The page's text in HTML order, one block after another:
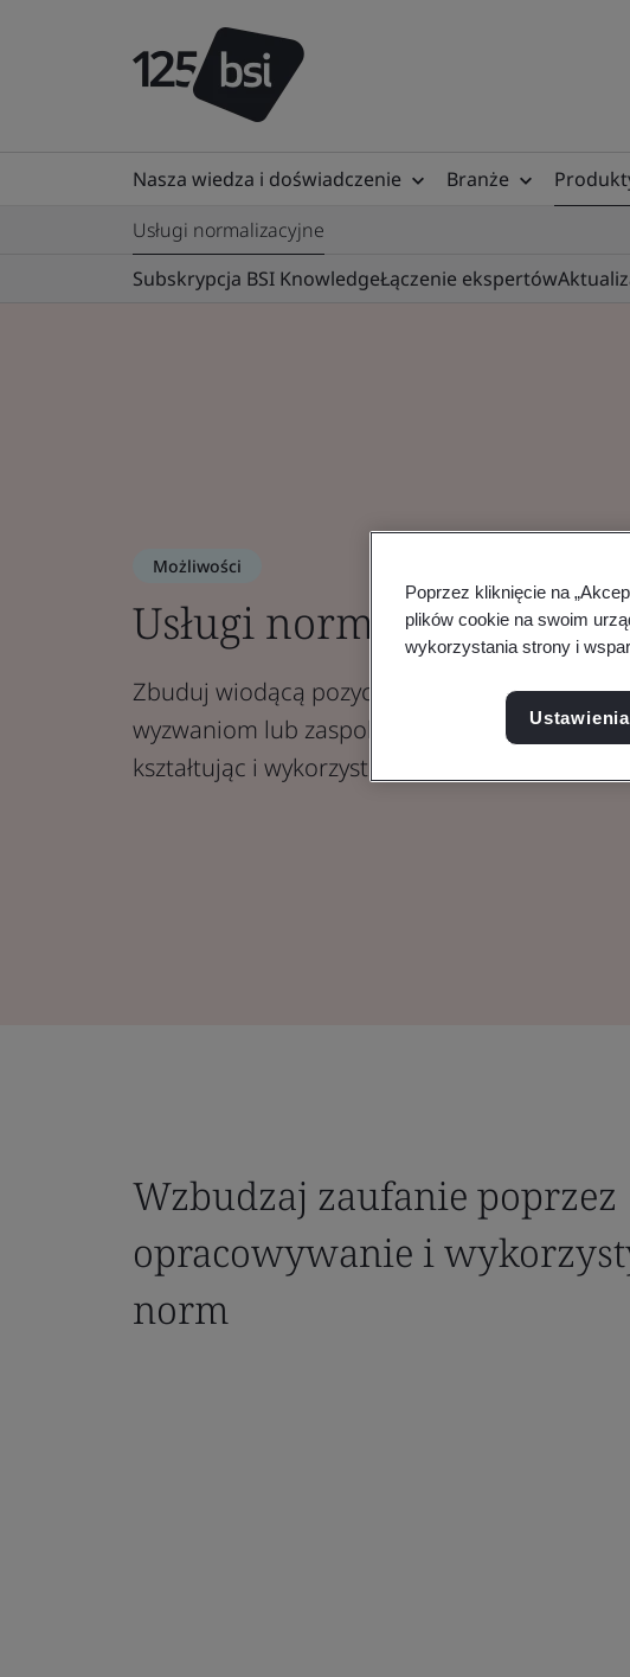
Nasza wiedza i doświadczenie Branże
Usługi normalizacyjne
Subskrypcja BSI KnowledgeŁączenie ekspertów
Możliwości
Usługi normalizacyjne
Zbuduj wiodącą pozycję marki, staw czoła
wyzwaniom lub zaspokój potrzeby branży,
kształtując i wykorzystując normy oparte na
Wzbudzaj zaufanie poprzez
opracowywanie i
norm
Poprzez kliknięcie na
plików cookie na swoim
wykorzystania strony i